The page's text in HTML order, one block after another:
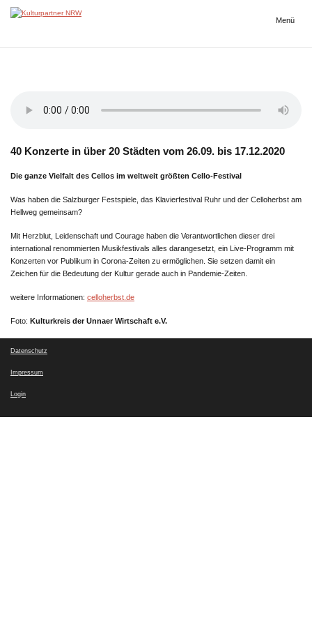
Inhalt
NRW
Menü
40 Konzerte in über 20 Städten vom 26.09. bis 17.12.2020
Die ganze Vielfalt des Cellos im weltweit größten Cello-Festival
Was haben die Salzburger Festspiele, das Klavierfestival Ruhr und der Celloherbst am
Hellweg gemeinsam?
Mit Herzblut, Leidenschaft und Courage haben die Verantwortlichen dieser drei
international renommierten Musikfestivals alles darangesetzt, ein Live-Programm mit
Konzerten vor Publikum in Corona-Zeiten zu ermöglichen. Sie setzen damit ein
Zeichen für die Bedeutung der Kultur gerade auch in Pandemie-Zeiten.
weitere Informationen: celloherbst.de
Foto: Kulturkreis der Unnaer Wirtschaft e.V.
Datenschutz
Impressum
Login